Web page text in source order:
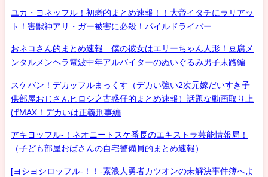
ユカ・ヨネッフル！初老的まとめ速報！！大帝イタチにラリアッ
ト！害獣神アリ・ガー被害に必殺！パイルドライバー
おネコさん的まとめ速報 僕の彼女はエリーちゃん人形！豆腐メ
ンタルメンヘラ電波中年アルバイターのぬいぐるみ男子末路編
スケバン！デカッフルまっくす（デカい強い2次元嫁だいすき子
供部屋おじさんヒロシ之古惑仔的まとめ速報）話題な動画取り上
げMAX！デカいは正義刑事編
アキヨッフル-！ネオニートスケ番長のエキストラ芸能情報局！
（子ども部屋おばさんの自宅警備員的まとめ速報）
[ヨシヨシロッフル-！！-素浪人勇者カツオンの未解決事件簿へよ